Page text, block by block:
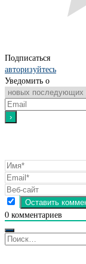
Подписаться
авторизуйтесь
Уведомить о
0 комментариев
Найти: